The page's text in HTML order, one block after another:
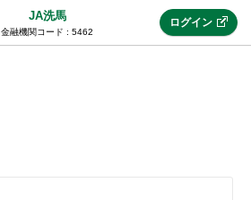
JA洗馬
金融機関コード : 5462
ログイン